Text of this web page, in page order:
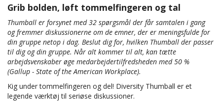
Grib bolden, løft tommelfingeren og tal
Thumball er forsynet med 32 spørgsmål der får samtalen i gang
og fremmer diskussionerne om de emner, der er meningsfulde for
din gruppe netop i dag. Beslut dig for, hvilken Thumball der passer
til dig og din gruppe. Når alt kommer til alt, kan tætte
arbejdsvenskaber øge medarbejdertilfredsheden med 50 %
(Gallup - State of the American Workplace).
Kig under tommelfingeren og del! Diversity Thumball er et
legende værktøj til seriøse diskussioner.